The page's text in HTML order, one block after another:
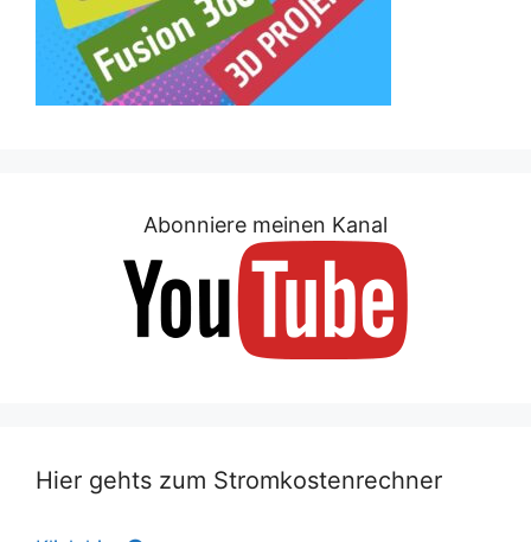
Abonniere meinen Kanal
Hier gehts zum Stromkostenrechner